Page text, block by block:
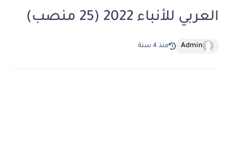
العربي للأنباء 2022 (25 منصب)
Admin منذ 4 سنة